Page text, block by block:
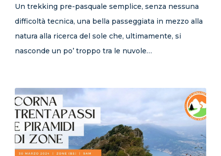
Un trekking pre-pasquale semplice, senza nessuna
difficoltà tecnica, una bella passeggiata in mezzo alla
natura alla ricerca del sole che, ultimamente, si
nasconde un po’ troppo tra le nuvole…